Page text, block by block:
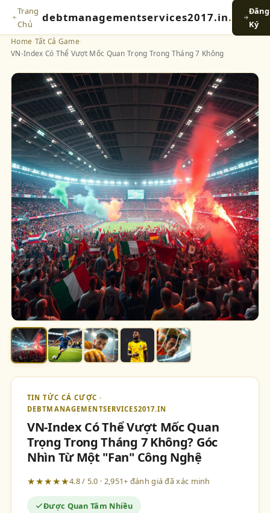
Trang
Chủ
debtmanagementservices2017.in.
Đăng
Ký
Home›Tất Cả Game›
VN-Index Có Thể Vượt Mốc Quan Trọng Trong Tháng 7 Không
TIN TỨC CÁ CƯỢC ·
DEBTMANAGEMENTSERVICES2017.IN
VN-Index Có Thể Vượt Mốc Quan
Trọng Trong Tháng 7 Không? Góc
Nhìn Từ Một "Fan" Công Nghệ
★★★★★4.8 / 5.0 · 2,951+ đánh giá đã xác minh
Được Quan Tâm Nhiều